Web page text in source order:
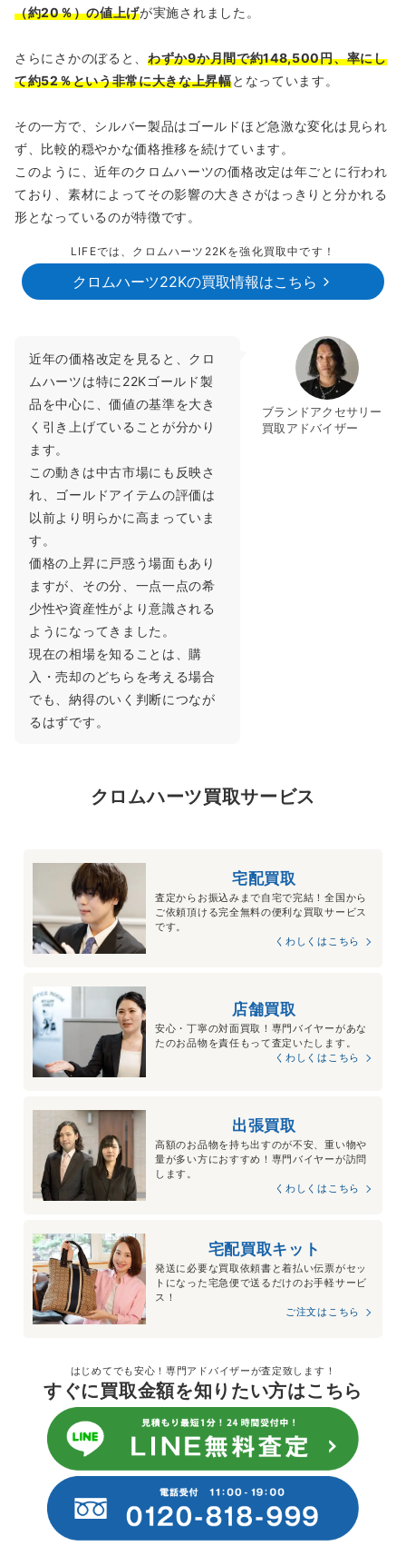
（約20％）の値上げが実施されました。
さらにさかのぼると、 わずか9か月間で約148,500円、率にし
て約52％という非常に大きな上昇幅となっています。
その一方で、シルバー製品はゴールドほど急激な変化は見られ
ず、比較的穏やかな価格推移を続けています。
このように、近年のクロムハーツの価格改定は年ごとに行われ
ており、素材によってその影響の大きさがはっきりと分かれる
形となっているのが特徴です。
LIFEでは、クロムハーツ22Kを強化買取中です！
クロムハーツ22Kの買取情報はこちら
ブランドアクセサリー
買取アドバイザー
近年の価格改定を見ると、クロ
ムハーツは特に22Kゴールド製
品を中心に、価値の基準を大き
く引き上げていることが分かり
ます。
この動きは中古市場にも反映さ
れ、ゴールドアイテムの評価は
以前より明らかに高まっていま
す。
価格の上昇に戸惑う場面もあり
ますが、その分、一点一点の希
少性や資産性がより意識される
ようになってきました。
現在の相場を知ることは、購
入・売却のどちらを考える場合
でも、納得のいく判断につなが
るはずです。
クロムハーツ買取サービス
宅配買取
査定からお振込みまで自宅で完結！全国から
ご依頼頂ける完全無料の便利な買取サービス
です。
くわしくはこちら
店舗買取
安心・丁寧の対面買取！専門バイヤーがあな
たのお品物を責任もって査定いたします。
くわしくはこちら
出張買取
高額のお品物を持ち出すのが不安、重い物や
量が多い方におすすめ！専門バイヤーが訪問
します。
くわしくはこちら
宅配買取キット
発送に必要な買取依頼書と着払い伝票がセッ
トになった宅急便で送るだけのお手軽サービ
ス！
ご注文はこちら
はじめてでも安心！専門アドバイザーが査定致します！
すぐに買取金額を知りたい方はこちら